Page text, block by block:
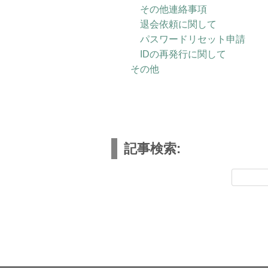
その他連絡事項
退会依頼に関して
パスワードリセット申請
IDの再発行に関して
その他
記事検索: